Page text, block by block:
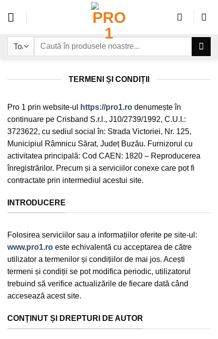
Caută
TERMENI ȘI CONDIȚII
Pro 1 prin website-ul https://pro1.ro denumește în
continuare pe Crisband S.r.l., J10/2739/1992, C.U.I.:
3723622, cu sediul social în: Strada Victoriei, Nr. 125,
Municipiul Râmnicu Sărat, Județ Buzău. Furnizorul cu
activitatea principală: Cod CAEN: 1820 – Reproducerea
înregistrărilor. Precum și a serviciilor conexe care pot fi
contractate prin intermediul acestui site.
INTRODUCERE
Folosirea serviciilor sau a informațiilor oferite pe site-ul:
www.pro1.ro este echivalentă cu acceptarea de către
utilizator a termenilor și condițiilor de mai jos. Acești
termeni și condiții se pot modifica periodic, utilizatorul
trebuind să verifice actualizările de fiecare dată când
accesează acest site.
CONȚINUT ȘI DREPTURI DE AUTOR